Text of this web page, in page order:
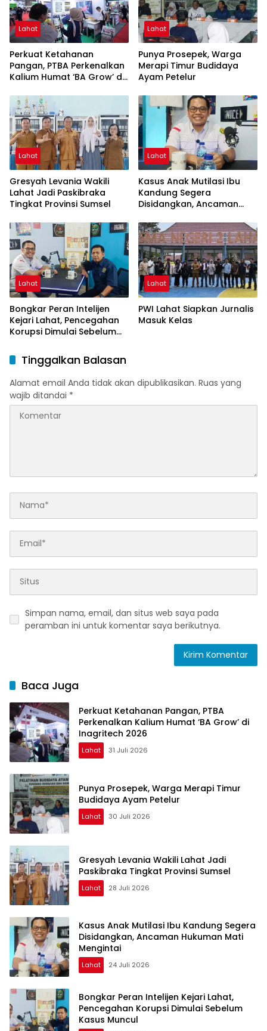
Lahat
Perkuat Ketahanan
Pangan, PTBA Perkenalkan
Kalium Humat ‘BA Grow’ di
Lahat
Punya Prosepek, Warga
Merapi Timur Budidaya
Ayam Petelur
Lahat
Gresyah Levania Wakili
Lahat Jadi Paskibraka
Tingkat Provinsi Sumsel
Lahat
Kasus Anak Mutilasi Ibu
Kandung Segera
Disidangkan, Ancaman
Lahat
Bongkar Peran Intelijen
Kejari Lahat, Pencegahan
Korupsi Dimulai Sebelum
Lahat
PWI Lahat Siapkan Jurnalis
Masuk Kelas
Tinggalkan Balasan
Alamat email Anda tidak akan dipublikasikan. Ruas yang
wajib ditandai *
Simpan nama, email, dan situs web saya pada
peramban ini untuk komentar saya berikutnya.
Baca Juga
Perkuat Ketahanan Pangan, PTBA
Perkenalkan Kalium Humat ‘BA Grow’ di
Inagritech 2026
Lahat 31 Juli 2026
Punya Prosepek, Warga Merapi Timur
Budidaya Ayam Petelur
Lahat 30 Juli 2026
Gresyah Levania Wakili Lahat Jadi
Paskibraka Tingkat Provinsi Sumsel
Lahat 28 Juli 2026
Kasus Anak Mutilasi Ibu Kandung Segera
Disidangkan, Ancaman Hukuman Mati
Mengintai
Lahat 24 Juli 2026
Bongkar Peran Intelijen Kejari Lahat,
Pencegahan Korupsi Dimulai Sebelum
Kasus Muncul